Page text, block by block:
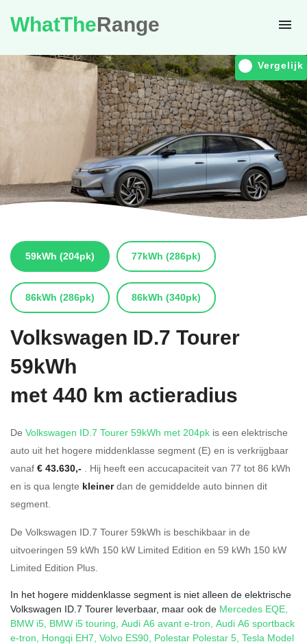
WhatTheRange
Vergelijk
59kWh (204pk) 77kWh (286pk)
86kWh (286pk) 86kWh (340pk)
Volkswagen ID.7 Tourer
59kWh
met 440 km actieradius
De Volkswagen ID.7 Tourer 59kWh met 204pk is een elektrische
auto uit het hogere middenklasse segment (E) en is verkrijgbaar
vanaf € 43.630,- . Hij heeft een accucapaciteit van 77 tot 86 kWh
en is qua lengte kleinerdan de gemiddelde auto binnen dit
segment.
De Volkswagen ID.7 Tourer 59kWh is beschikbaar in de
uitvoeringen 59 kWh 150 kW Limited Edition en 59 kWh 150 kW
Limited Edition Plus.
In het hogere middenklasse segment is niet alleen de elektrische
Volkswagen ID.7 Tourer leverbaar, maar ook de Mercedes EQE,
BMW i5, BMW i5 touring, Audi A6 avant e-tron, Audi A6 sportback
e-tron, Hongqi EH7, Volvo ES90, Polestar Polestar 5, Tesla Model